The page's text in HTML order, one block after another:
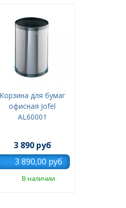
Корзина для бумаг
офисная Jofel
AL60001
3 890 руб
В наличии